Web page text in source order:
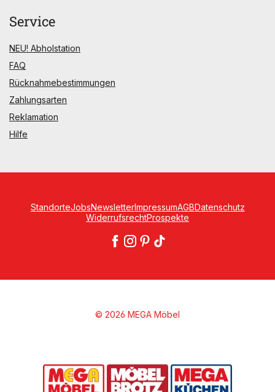
Service
NEU! Abholstation
FAQ
Rücknahmebestimmungen
Zahlungsarten
Reklamation
Hilfe
StandorteJobsNewsletterImpressumAGBDatenschutz
WiderrufsrechtProspekte
© 2026 MEGA Möbel